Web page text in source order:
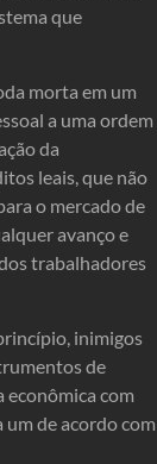
que
morta em um
a uma ordem
da
leais, que não
o mercado de
avanço e
trabalhadores
inimigos
de
econômica com
um de acordo com